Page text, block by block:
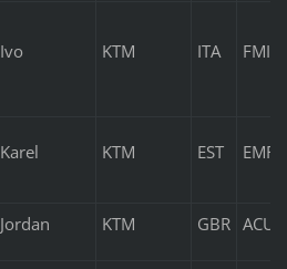
Ivo KTM ITA FMI
Karel KTM EST EMF
Jordan KTM GBR ACU